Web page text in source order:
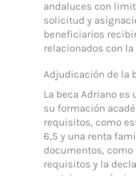
andaluces con
solicitud y
beneficiarios
relacionados con
Adjudicación de la
La beca Adriano
su formación
requisitos, como
6,5 y una renta
documentos,
requisitos y la